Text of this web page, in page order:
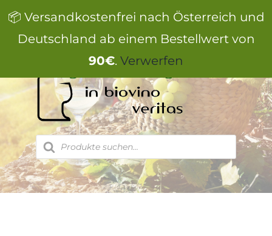
📦 Versandkostenfrei nach Österreich und
Deutschland ab einem Bestellwert von
90€. Verwerfen
Inhalt
springen
Products
search